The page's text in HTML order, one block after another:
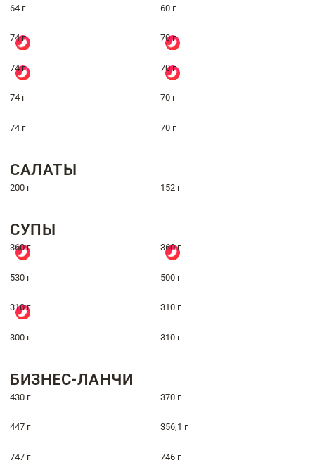
64 г 60 г
74 г 70 г
74 г 70 г
74 г 70 г
74 г 70 г
САЛАТЫ
200 г 152 г
СУПЫ
360 г 360 г
530 г 500 г
310 г 310 г
300 г 310 г
БИЗНЕС-ЛАНЧИ
430 г 370 г
447 г 356,1 г
747 г 746 г